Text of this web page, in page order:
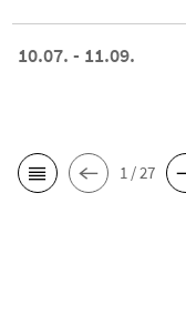
10.07. - 11.09.
1 / 27